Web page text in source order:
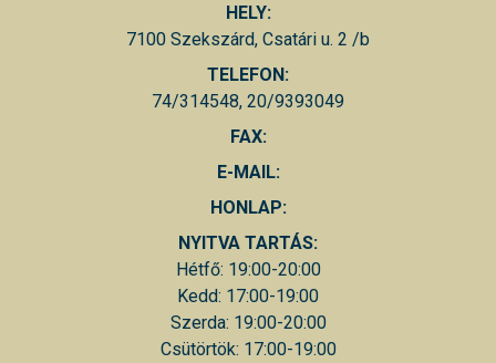
HELY:
7100 Szekszárd, Csatári u. 2 /b
TELEFON:
74/314548, 20/9393049
FAX:
E-MAIL:
HONLAP:
NYITVA TARTÁS:
Hétfő: 19:00-20:00
Kedd: 17:00-19:00
Szerda: 19:00-20:00
Csütörtök: 17:00-19:00